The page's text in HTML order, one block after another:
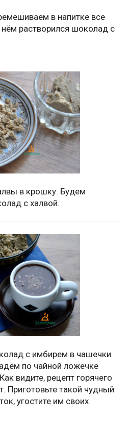
в напитке все
растворился шоколад с
в крошку. Будем
с халвой.
с имбирем в чашечки.
по чайной ложечке
видите, рецепт горячего
Приготовьте такой чудный
угостите им своих